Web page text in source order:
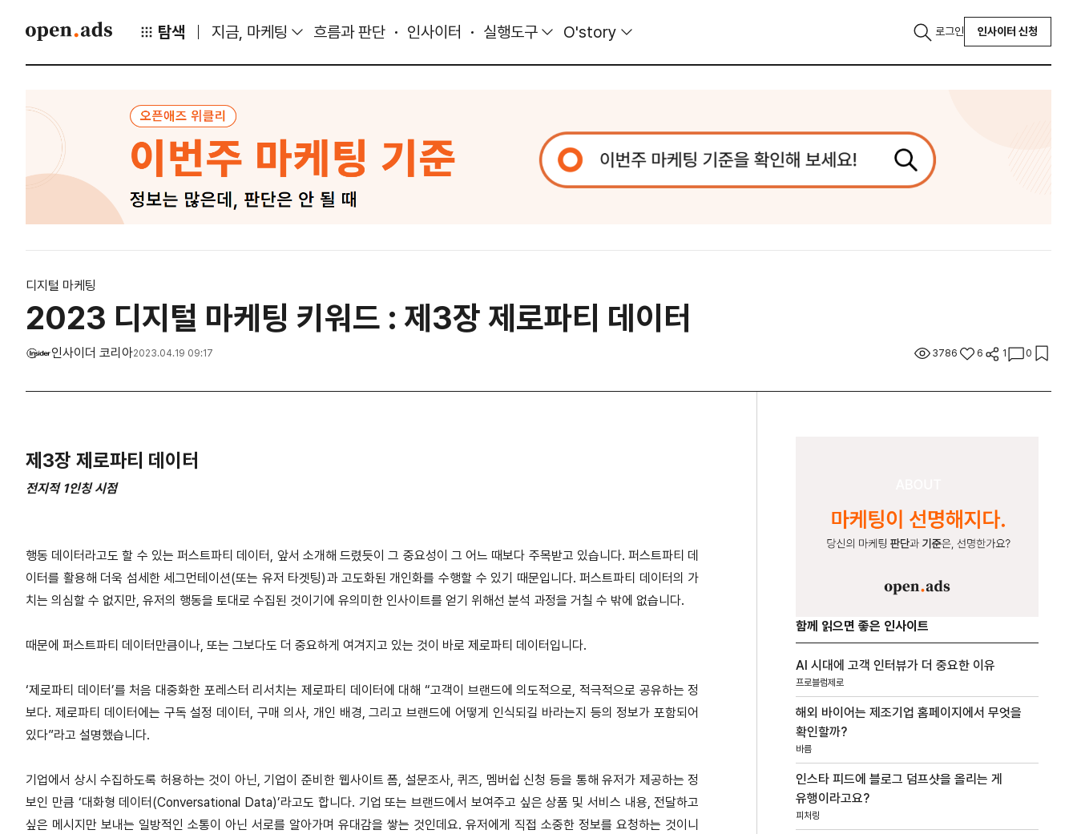
탐색 지금, 마케팅 흐름과 판단 인사이터 실행도구 O'story 로그인 인사이터 신청
디지털 마케팅
2023 디지털 마케팅 키워드 : 제3장 제로파티 데이터
인사이더 코리아2023.04.19 09:17 3786 6 1 0
제3장 제로파티 데이터
전지적 1인칭 시점
행동 데이터라고도 할 수 있는 퍼스트파티 데이터, 앞서 소개해 드렸듯이 그 중요성이 그 어느 때보다 주목받고 있습니다. 퍼스트파티 데
이터를 활용해 더욱 섬세한 세그먼테이션(또는 유저 타겟팅)과 고도화된 개인화를 수행할 수 있기 때문입니다. 퍼스트파티 데이터의 가
치는 의심할 수 없지만, 유저의 행동을 토대로 수집된 것이기에 유의미한 인사이트를 얻기 위해선 분석 과정을 거칠 수 밖에 없습니다.
때문에 퍼스트파티 데이터만큼이나, 또는 그보다도 더 중요하게 여겨지고 있는 것이 바로 제로파티 데이터입니다.
‘제로파티 데이터’를 처음 대중화한 포레스터 리서치는 제로파티 데이터에 대해 “고객이 브랜드에 의도적으로, 적극적으로 공유하는 정
보다. 제로파티 데이터에는 구독 설정 데이터, 구매 의사, 개인 배경, 그리고 브랜드에 어떻게 인식되길 바라는지 등의 정보가 포함되어
있다”라고 설명했습니다.
기업에서 상시 수집하도록 허용하는 것이 아닌, 기업이 준비한 웹사이트 폼, 설문조사, 퀴즈, 멤버쉽 신청 등을 통해 유저가 제공하는 정
보인 만큼 ‘대화형 데이터(Conversational Data)’라고도 합니다. 기업 또는 브랜드에서 보여주고 싶은 상품 및 서비스 내용, 전달하고
싶은 메시지만 보내는 일방적인 소통이 아닌 서로를 알아가며 유대감을 쌓는 것인데요. 유저에게 직접 소중한 정보를 요청하는 것이니
함께 읽으면 좋은 인사이트
AI 시대에 고객 인터뷰가 더 중요한 이유
프로블럼제로
해외 바이어는 제조기업 홈페이지에서 무엇을
확인할까?
바름
인스타 피드에 블로그 덤프샷을 올리는 게
유행이라고요?
피처링